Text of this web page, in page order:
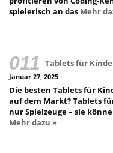
spielerisch an das Mehr
Tablets für
Januar 27, 2025
Die besten Tablets für
auf dem Markt? Tablets
nur Spielzeuge – sie
Mehr dazu »